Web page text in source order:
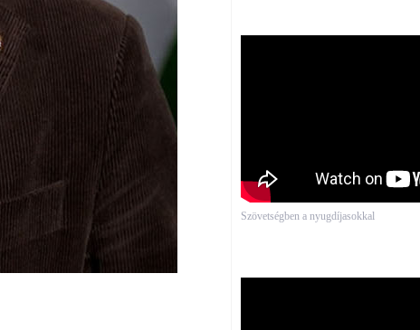
Szövetségben a nyugdíjasokkal